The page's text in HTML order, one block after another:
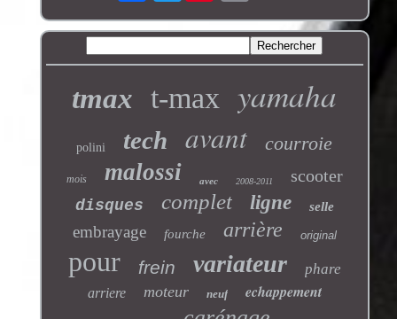
tmax t-max yamaha
polini tech avant courroie
mois malossi avec 2008-2011 scooter
disques complet ligne selle
embrayage fourche arrière original
pour frein variateur phare
arriere moteur neuf echappement